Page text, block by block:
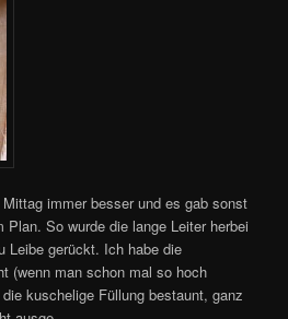
immer besser und es gab sonst
Plan. So wurde die lange Leiter herbei
Leibe gerückt. Ich habe die
(wenn man schon mal so hoch
kuschelige Füllung bestaunt, ganz